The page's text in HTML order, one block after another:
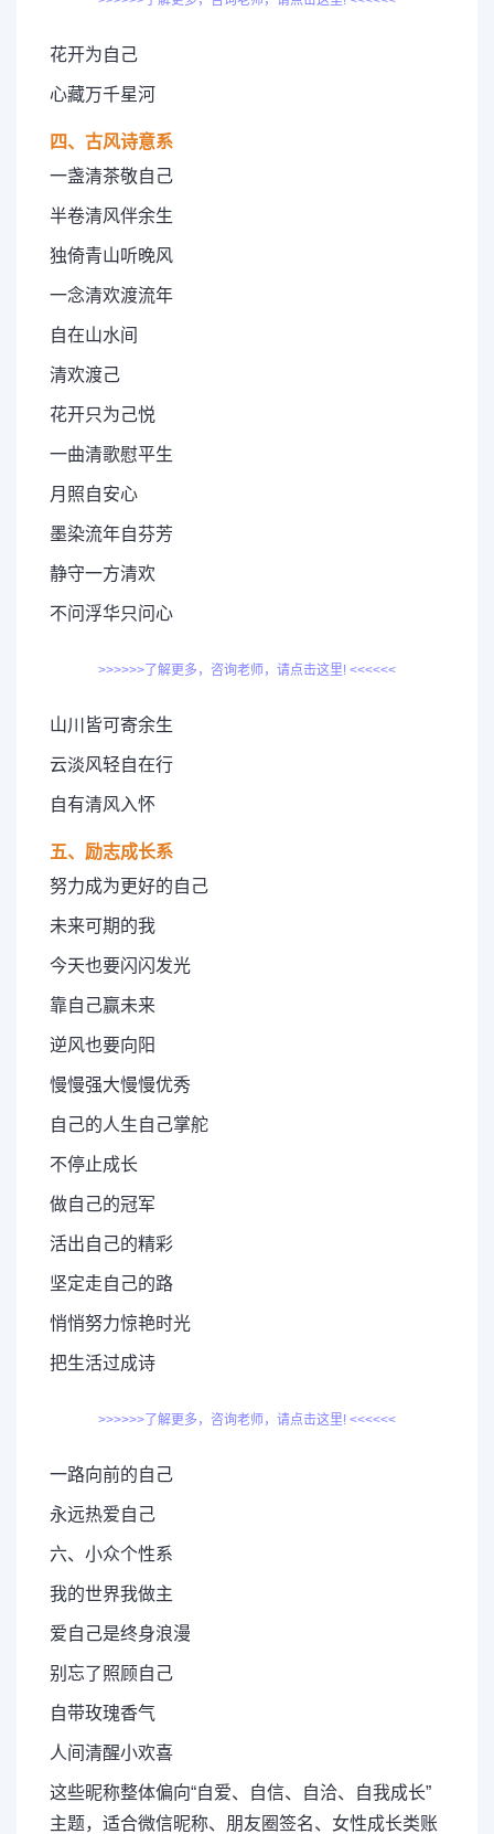
花开为自己
心藏万千星河
四、古风诗意系
一盏清茶敬自己
半卷清风伴余生
独倚青山听晚风
一念清欢渡流年
自在山水间
清欢渡己
花开只为己悦
一曲清歌慰平生
月照自安心
墨染流年自芬芳
静守一方清欢
不问浮华只问心
>>>>>>了解更多，咨询老师，请点击这里! <<<<<<
山川皆可寄余生
云淡风轻自在行
自有清风入怀
五、励志成长系
努力成为更好的自己
未来可期的我
今天也要闪闪发光
靠自己赢未来
逆风也要向阳
慢慢强大慢慢优秀
自己的人生自己掌舵
不停止成长
做自己的冠军
活出自己的精彩
坚定走自己的路
悄悄努力惊艳时光
把生活过成诗
>>>>>>了解更多，咨询老师，请点击这里! <<<<<<
一路向前的自己
永远热爱自己
六、小众个性系
我的世界我做主
爱自己是终身浪漫
别忘了照顾自己
自带玫瑰香气
人间清醒小欢喜
这些昵称整体偏向“自爱、自信、自洽、自我成长”
主题，适合微信昵称、朋友圈签名、女性成长类账